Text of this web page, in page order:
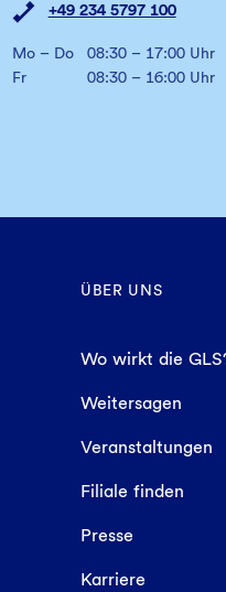
+49 234 5797 100
Mo – Do
08:30 – 17:00 Uhr
Fr
08:30 – 16:00 Uhr
ÜBER UNS
Wo wirkt die
Weitersagen
Veranstaltungen
Filiale finden
Presse
Karriere